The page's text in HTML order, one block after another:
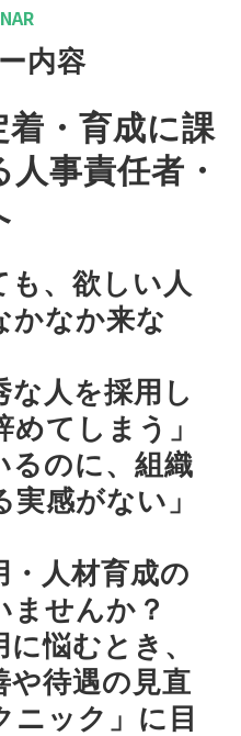
内容
着・育成に課
事責任者・
も、欲しい人
かなか来な
な人を採用し
てしまう」
るのに、組織
感がない」
人材育成の
ませんか？
悩むとき、
や待遇の見直
ニック」に目